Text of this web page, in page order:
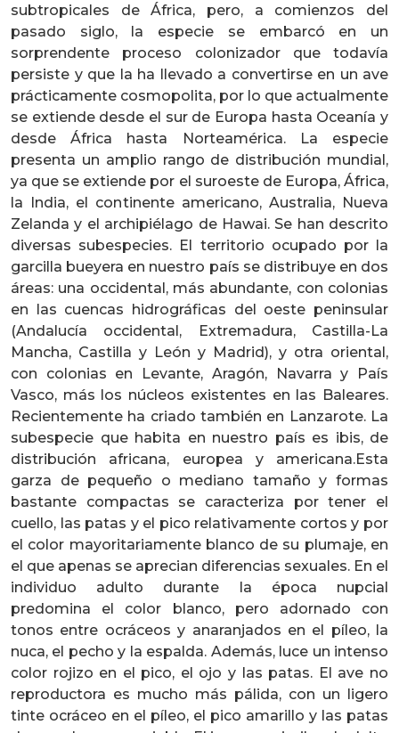
subtropicales de África, pero, a comienzos del
pasado siglo, la especie se embarcó en un
sorprendente proceso colonizador que todavía
persiste y que la ha llevado a convertirse en un ave
prácticamente cosmopolita, por lo que actualmente
se extiende desde el sur de Europa hasta Oceanía y
desde África hasta Norteamérica. La especie
presenta un amplio rango de distribución mundial,
ya que se extiende por el suroeste de Europa, África,
la India, el continente americano, Australia, Nueva
Zelanda y el archipiélago de Hawai. Se han descrito
diversas subespecies. El territorio ocupado por la
garcilla bueyera en nuestro país se distribuye en dos
áreas: una occidental, más abundante, con colonias
en las cuencas hidrográficas del oeste peninsular
(Andalucía occidental, Extremadura, Castilla-La
Mancha, Castilla y León y Madrid), y otra oriental,
con colonias en Levante, Aragón, Navarra y País
Vasco, más los núcleos existentes en las Baleares.
Recientemente ha criado también en Lanzarote. La
subespecie que habita en nuestro país es ibis, de
distribución africana, europea y americana.Esta
garza de pequeño o mediano tamaño y formas
bastante compactas se caracteriza por tener el
cuello, las patas y el pico relativamente cortos y por
el color mayoritariamente blanco de su plumaje, en
el que apenas se aprecian diferencias sexuales. En el
individuo adulto durante la época nupcial
predomina el color blanco, pero adornado con
tonos entre ocráceos y anaranjados en el píleo, la
nuca, el pecho y la espalda. Además, luce un intenso
color rojizo en el pico, el ojo y las patas. El ave no
reproductora es mucho más pálida, con un ligero
tinte ocráceo en el píleo, el pico amarillo y las patas